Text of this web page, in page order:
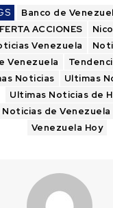
Banco de
ACCIONES
Venezuela
Venezuela
Noticias
Ultimas
Ultimas Noticias de
de Venezuela
Venezuela Hoy